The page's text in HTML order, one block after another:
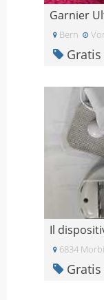
Bern
Gratis
6834
Gratis